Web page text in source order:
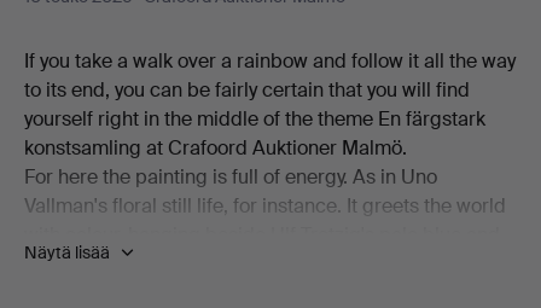
If you take a walk over a rainbow and follow it all the way
to its end, you can be fairly certain that you will find
yourself right in the middle of the theme En färgstark
konstsamling at Crafoord Auktioner Malmö.
For here the painting is full of energy. As in Uno
Vallman's floral still life, for instance. It greets the world
yellow "Tecken i skyn". Alongside these, a canvas by
Näytä lisää